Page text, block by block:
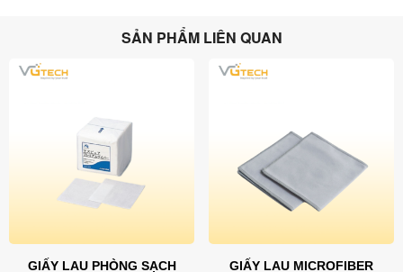
SẢN PHẨM LIÊN QUAN
GIẤY LAU PHÒNG SẠCH GIẤY LAU MICROFIBER